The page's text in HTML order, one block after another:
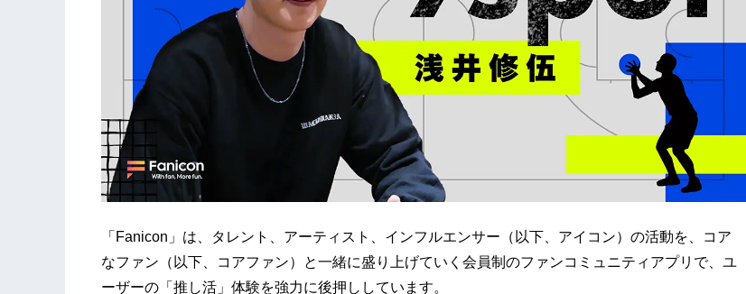
「Fanicon」は、タレント、アーティスト、インフルエンサー（以下、アイコン）の活動を、コア
なファン（以下、コアファン）と一緒に盛り上げていく会員制のファンコミュニティアプリで、ユ
ーザーの「推し活」体験を強力に後押ししています。